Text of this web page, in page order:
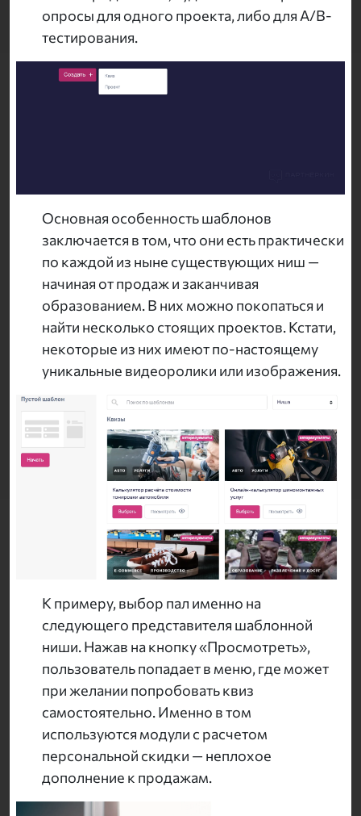
опросы для одного проекта, либо для A/B-
тестирования.
Основная особенность шаблонов
заключается в том, что они есть практически
по каждой из ныне существующих ниш —
начиная от продаж и заканчивая
образованием. В них можно покопаться и
найти несколько стоящих проектов. Кстати,
некоторые из них имеют по-настоящему
уникальные видеоролики или изображения.
К примеру, выбор пал именно на
следующего представителя шаблонной
ниши. Нажав на кнопку «Просмотреть»,
пользователь попадает в меню, где может
при желании попробовать квиз
самостоятельно. Именно в том
используются модули с расчетом
персональной скидки — неплохое
дополнение к продажам.